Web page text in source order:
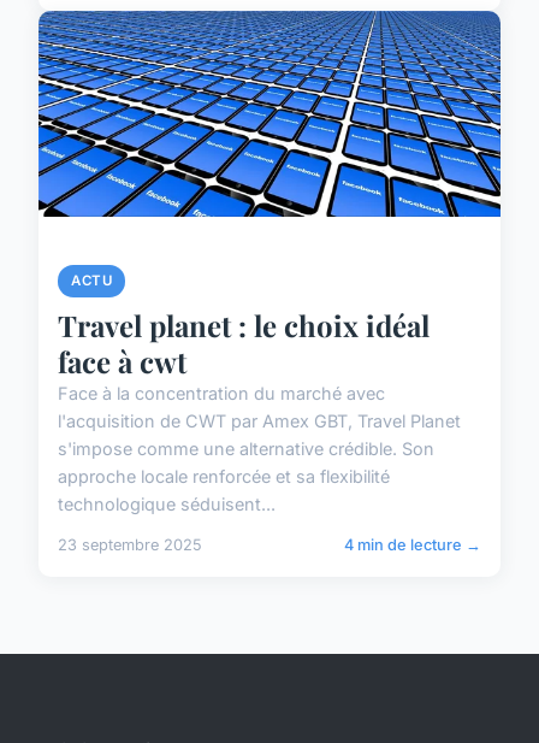
ACTU
Travel planet : le choix idéal
face à cwt
Face à la concentration du marché avec
l'acquisition de CWT par Amex GBT, Travel Planet
s'impose comme une alternative crédible. Son
approche locale renforcée et sa flexibilité
technologique séduisent...
23 septembre 2025 4 min de lecture →